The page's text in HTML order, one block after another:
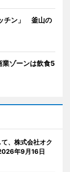
チン」 釜山の
業ゾーンは飲食5
、株式会社オク
年9月16日